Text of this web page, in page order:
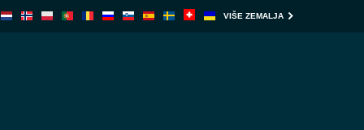
VIŠE ZEMALJA